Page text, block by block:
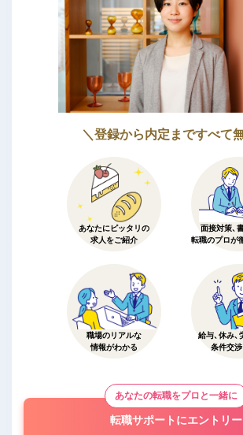
＼登録から内定まですべて
あなたにピッタリの
求人をご紹介
面接対策、
転職のプロが
職場のリアルな
情報がわかる
給与、休み
条件交
あなたの転職をプロと一緒に
転職サポートにエントリー